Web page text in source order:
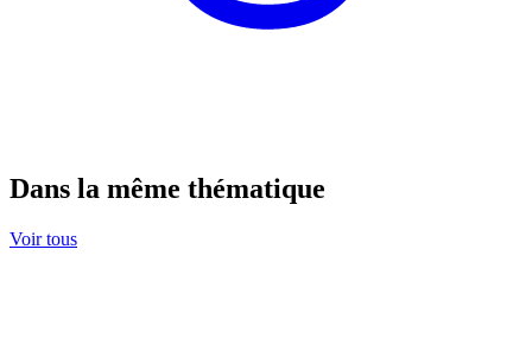
Dans la même thématique
Voir tous